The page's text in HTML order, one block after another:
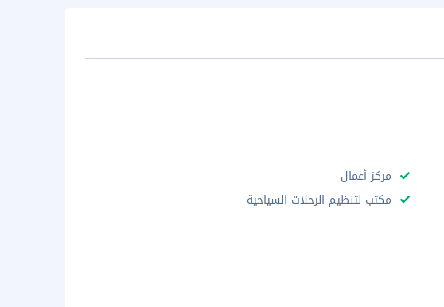
مركز أعمال
مكتب لتنظيم الرحلات السياحية